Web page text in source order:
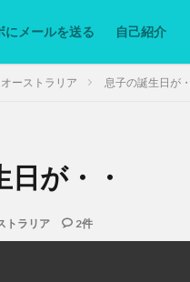
にメールを送る 自己紹介
オーストラリア 息子の誕生日が・
が・・
トラリア 2件
カテゴリー
Ninjatrader